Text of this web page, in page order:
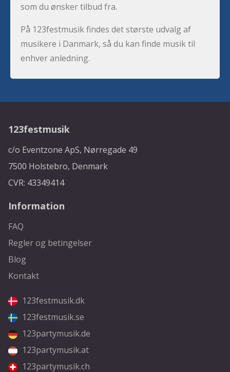
som du ønsker tilbud fra.
På 123festmusik findes det største udvalg af
musikere i Danmark, så du kan finde musik til
enhver anledning.
123festmusik
c/o Eventzone ApS, Nørregade 49
7500 Holstebro, Denmark
CVR: 43349414
Information
FAQ
Regler og betingelser
Blog
Kontakt
123festmusik.dk
123festmusik.se
123partymusik.de
123partymusik.at
123partymusik.ch